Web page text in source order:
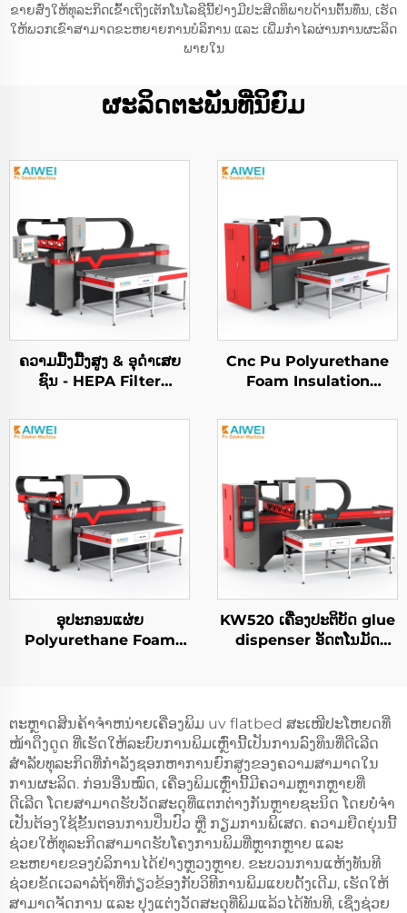
ຂາຍສົ່ງໃຫ້ທຸລະກິດເຂົ້າເຖິງເຕັກໂນໂລຊີນີ້ຢ່າງມີປະສິດທິພາບດ້ານຕົ້ນທຶນ, ເຮັດ
ໃຫ້ພວກເຂົາສາມາດຂະຫຍາຍການບໍລິການ ແລະ ເພີ່ມກຳໄລຜ່ານການຜະລິດ
ພາຍໃນ
ຜະລິດຕະພັນທີ່ນິຍົມ
ຄວາມມື້ງມື້ງສູງ & ອຸດຳເສຍ
ຊົນ - HEPA Filter
Cnc Pu Polyurethane
Foam Insulation
Sealing Machine ສຳລັບ
ການປິດຫມູ້ນຕັ້ງແຫ່ງ
ອຸປະກອນແຜ່ຍ
Polyurethane Foam
Machine
KW520 ເຄື່ອງປະຕິບັດ glue
dispenser ອັດຕໂນມັດ
Machine Pu Gasket
Making Machine
ຕະຫຼາດສິນຄ້າຈໍາຫນ່າຍເຄື່ອງພິມ uv flatbed ສະເໜີປະໂຫຍດທີ່
ໜ້າດຶງດູດ ທີ່ເຮັດໃຫ້ລະບົບການພິມເຫຼົ່ານີ້ເປັນການລົງທຶນທີ່ດີເລີດ
ສໍາລັບທຸລະກິດທີ່ກໍາລັງຊອກຫາການຍົກສູງຂອງຄວາມສາມາດໃນ
ການຜະລິດ. ກ່ອນອື່ນໝົດ, ເຄື່ອງພິມເຫຼົ່ານີ້ມີຄວາມຫຼາກຫຼາຍທີ່
ດີເລີດ ໂດຍສາມາດຮັບວັດສະດຸທີ່ແຕກຕ່າງກັນຫຼາຍຊະນິດ ໂດຍບໍ່ຈໍາ
ເປັນຕ້ອງໃຊ້ຂັ້ນຕອນການປິ່ນປົວ ຫຼື ກຽມການພິເສດ. ຄວາມຍືດຍຸ່ນນີ້
ຊ່ວຍໃຫ້ທຸລະກິດສາມາດຮັບໂຄງການພິມທີ່ຫຼາກຫຼາຍ ແລະ
ຂະຫຍາຍຂອງບໍລິການໄດ້ຢ່າງຫຼວງຫຼາຍ. ຂະບວນການແຫ້ງທັນທີ
ຊ່ວຍຂັດເວລາລໍຖ້າທີ່ກ່ຽວຂ້ອງກັບວິທີການພິມແບບດັ້ງເດີມ, ເຮັດໃຫ້
ສາມາດຈັດການ ແລະ ປຸງແຕ່ງວັດສະດຸທີ່ພິມແລ້ວໄດ້ທັນທີ, ເຊິ່ງຊ່ວຍ